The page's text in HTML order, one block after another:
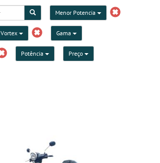
Menor Potencia
Vortex Gama
Potência Preço